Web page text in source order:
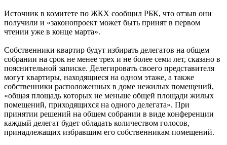
Источник в комитете по ЖКХ сообщил РБК, что отзыв они
получили и «законопроект может быть принят в первом
чтении уже в конце марта».
Собственники квартир будут избирать делегатов на общем
собрании на срок не менее трех и не более семи лет, сказано в
пояснительной записке. Делегировать своего представителя
могут квартиры, находящиеся на одном этаже, а также
собственники расположенных в доме нежилых помещений,
«общая площадь которых не меньше общей площади жилых
помещений, приходящихся на одного делегата». При
принятии решений на общем собрании в виде конференции
каждый делегат будет обладать количеством голосов,
принадлежащих избравшим его собственникам помещений.